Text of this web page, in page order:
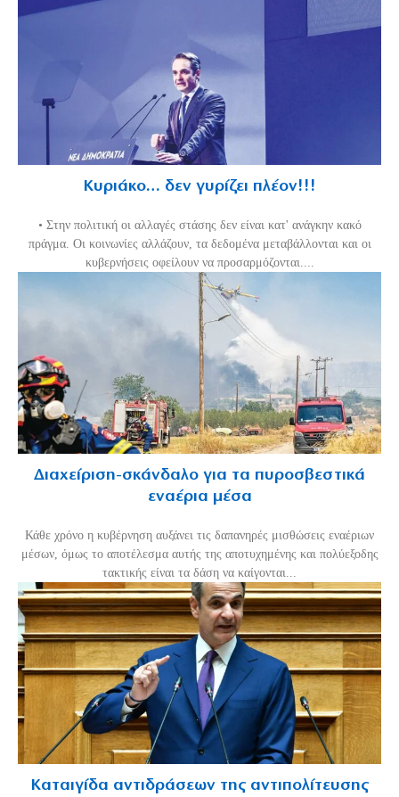
Κυριάκο… δεν γυρίζει πλέον!!!
• Στην πολιτική οι αλλαγές στάσης δεν είναι κατ' ανάγκην κακό
πράγμα. Οι κοινωνίες αλλάζουν, τα δεδομένα μεταβάλλονται και οι
κυβερνήσεις οφείλουν να προσαρμόζονται....
Διαχείριση-σκάνδαλο για τα πυροσβεστικά
εναέρια μέσα
Κάθε χρόνο η κυβέρνηση αυξάνει τις δαπανηρές μισθώσεις εναέριων
μέσων, όμως το αποτέλεσμα αυτής της αποτυχημένης και πολύεξοδης
τακτικής είναι τα δάση να καίγονται...
Καταιγίδα αντιδράσεων της αντιπολίτευσης